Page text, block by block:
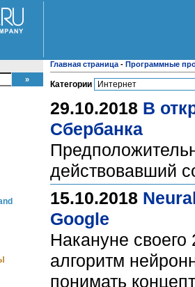
Главная страница - Программные
Категории
29.10.2018 В
Сбербанка
действовавший
15.10.2018
Google
Накануне своего
алгоритм
понимать